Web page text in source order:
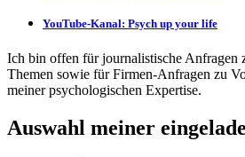
YouTube-Kanal: Psych up your life
Ich bin offen für journalistische Anfragen
Themen sowie für Firmen-Anfragen zu
meiner psychologischen Expertise.
Auswahl meiner